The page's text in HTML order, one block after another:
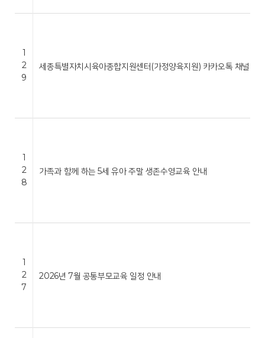
1
2
9
세종특별자치시육아종합지원센터(가정양육지원) 카카오톡 채널 운
1
2
8
가족과 함께 하는 5세 유아 주말 생존수영교육 안내
1
2
7
2026년 7월 공통부모교육 일정 안내